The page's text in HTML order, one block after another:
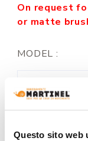
Questo sito web
On request
or matte
MODEL :
STRUCTURE